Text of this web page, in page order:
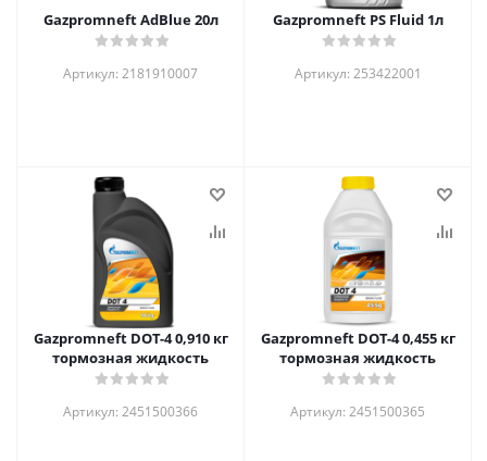
Gazpromneft AdBlue 20л
Артикул: 2181910007
Gazpromneft PS Fluid 1л
Артикул: 253422001
Gazpromneft DOT-4 0,910 кг
тормозная жидкость
Артикул: 2451500366
Gazpromneft DOT-4 0,455 кг
тормозная жидкость
Артикул: 2451500365